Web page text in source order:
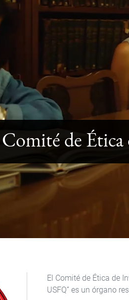
Comité de
El Comité de Ética de
USFQ” es un órgano